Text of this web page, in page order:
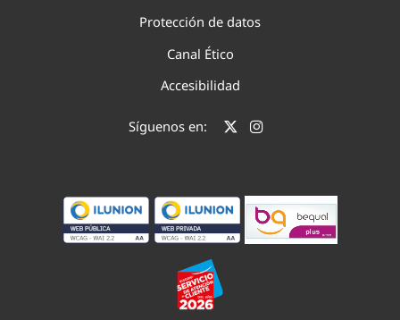
Protección de datos
Canal Ético
Accesibilidad
Síguenos en: